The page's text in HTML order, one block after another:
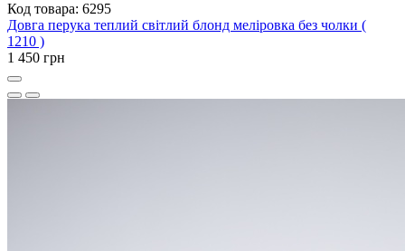
Код товара: 6295
Довга перука теплий світлий блонд меліровка без чолки (
1210 )
1 450 грн